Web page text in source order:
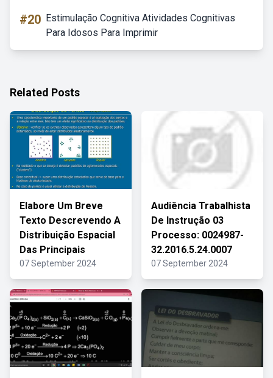
#20 Estimulação Cognitiva Atividades Cognitivas
Para Idosos Para Imprimir
Related Posts
Elabore Um Breve
Texto Descrevendo A
Distribuição Espacial
Das Principais
07 September 2024
Audiência Trabalhista
De Instrução 03
Processo: 0024987-
32.2016.5.24.0007
07 September 2024